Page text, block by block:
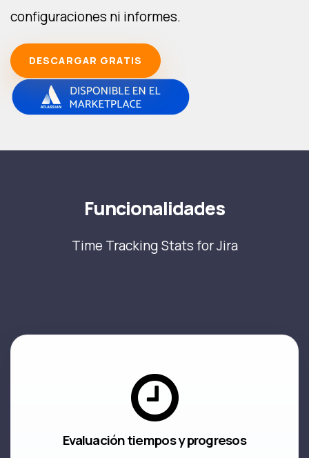
configuraciones ni informes.
DESCARGAR GRATIS
Funcionalidades
Time Tracking Stats for Jira
Evaluación tiempos y progresos